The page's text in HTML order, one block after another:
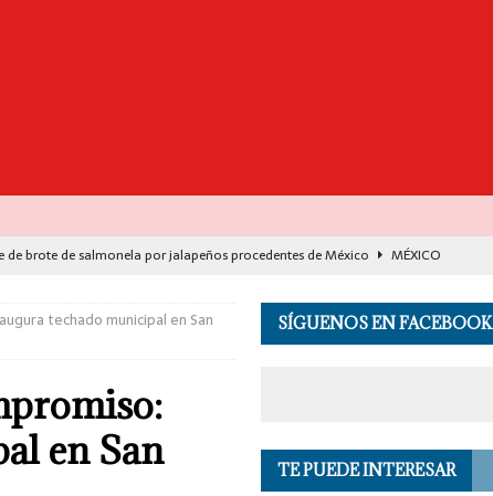
de brote de salmonela por jalapeños procedentes de México
MÉXICO
Seguridad se suma a investigación por asesinato en vivo del influencer
en los Andes de Perú deja un herido, según reporte de autoridades
EL
techado municipal en San
en San
SÍGUENOS EN FACEBOOK
TE PUEDE INTERESAR